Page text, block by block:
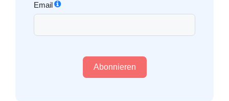
Email
Abonnieren